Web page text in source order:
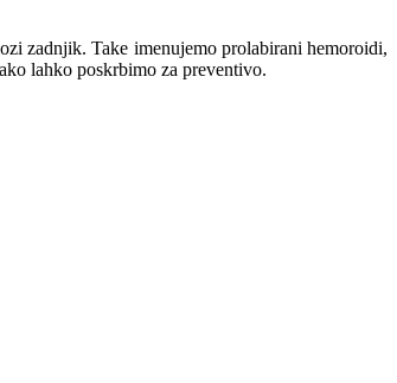
zadnjik. Take imenujemo prolabirani hemoroidi,
lahko poskrbimo za preventivo.